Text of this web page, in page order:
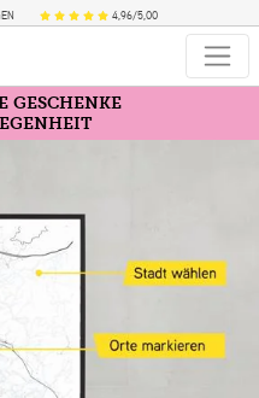
4,96/5,00
GESCHENKE